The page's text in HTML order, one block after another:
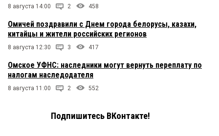
8 августа 14:00 2 458
Омичей поздравили с Днем города белорусы, казахи,
китайцы и жители российских регионов
8 августа 12:30 3 417
Омское УФНС: наследники могут вернуть переплату по
налогам наследодателя
8 августа 11:00 2 552
Подпишитесь ВКонтакте!